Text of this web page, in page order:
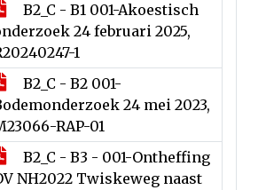
B2_C - B1 001-Akoestisch
24 februari 2025,
1
B2_C - B2 001-
24 mei 2023,
RAP-01
B2_C - B3 - 001-Ontheffing
NH2022 Twiskeweg naast